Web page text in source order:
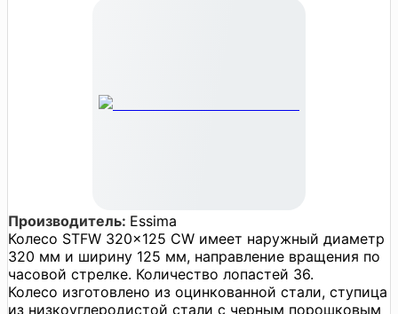
Производитель: Essima
Колесо STFW 320x125 CW имеет наружный диаметр
320 мм и ширину 125 мм, направление вращения по
часовой стрелке. Количество лопастей 36.
Колесо изготовлено из оцинкованной стали, ступица
из низкоуглеродистой стали с черным порошковым